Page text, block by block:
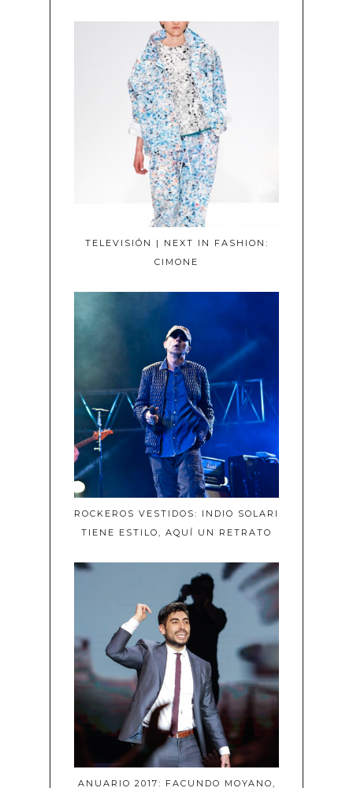
TELEVISIÓN | NEXT IN FASHION:
CIMONE
ROCKEROS VESTIDOS: INDIO SOLARI
TIENE ESTILO, AQUÍ UN RETRATO
ANUARIO 2017: FACUNDO MOYANO,